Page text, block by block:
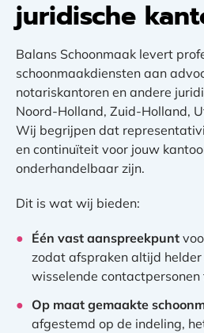
juridische
Balans Schoonmaak levert
schoonmaakdiensten aan
notariskantoren en andere
Noord-Holland, Zuid-Holland,
Wij begrijpen dat
en continuïteit voor jouw
onderhandelbaar zijn.
Dit is wat wij bieden:
Één vast aanspreekpunt
zodat afspraken altijd
wisselende
Op maat gemaakte
afgestemd op de indeling,